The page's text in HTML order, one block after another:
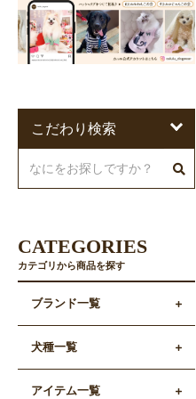
こだわり検索
CATEGORIES
カテゴリから商品を探す
ブランド一覧
犬種一覧
アイテム一覧